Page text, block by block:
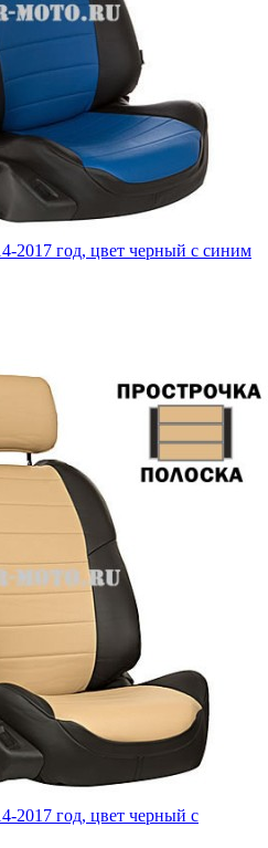
2017 год, цвет черный с синим
2017 год, цвет черный с